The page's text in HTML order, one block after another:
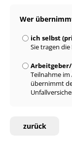
Wer
ich selbst
Sie tragen
Arbeitgeber/
Teilnahme im
übernimmt
zurück